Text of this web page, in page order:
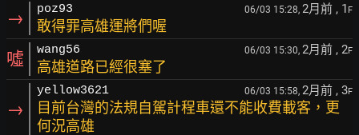
→ poz93 06/03 15:28, 2月前 , 1 F
敢得罪高雄運將們喔
噓 wang56 06/03 15:30, 2月前 , 2F
高雄道路已經很塞了
→
yellow3621 06/03 15:58, 2月前 , 3F
目前台灣的法規自駕計程車還不能收費載客，更
何況高雄